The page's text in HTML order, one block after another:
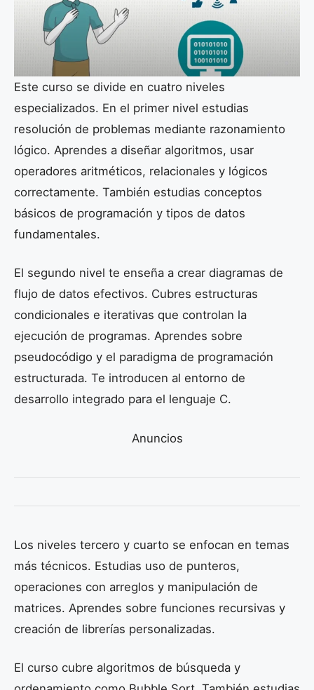
Este curso se divide en cuatro niveles
especializados. En el primer nivel estudias
resolución de problemas mediante razonamiento
lógico. Aprendes a diseñar algoritmos, usar
operadores aritméticos, relacionales y lógicos
correctamente. También estudias conceptos
básicos de programación y tipos de datos
fundamentales.
El segundo nivel te enseña a crear diagramas de
flujo de datos efectivos. Cubres estructuras
condicionales e iterativas que controlan la
ejecución de programas. Aprendes sobre
pseudocódigo y el paradigma de programación
estructurada. Te introducen al entorno de
desarrollo integrado para el lenguaje C.
Anuncios
Los niveles tercero y cuarto se enfocan en temas
más técnicos. Estudias uso de punteros,
operaciones con arreglos y manipulación de
matrices. Aprendes sobre funciones recursivas y
creación de librerías personalizadas.
El curso cubre algoritmos de búsqueda y